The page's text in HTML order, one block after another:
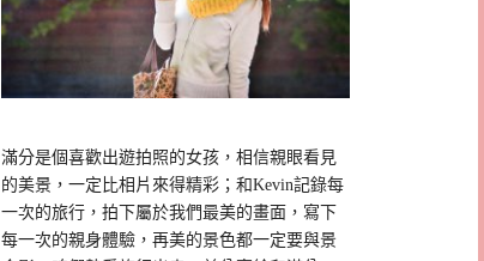
滿分是個喜歡出遊拍照的女孩，相信親眼看見
的美景，一定比相片來得精彩；和Kevin記錄每
一次的旅行，拍下屬於我們最美的畫面，寫下
每一次的親身體驗，再美的景色都一定要與景